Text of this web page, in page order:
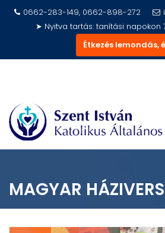
0662-283-149, 0662-898-272
➤ Nyitva tartás: tanítási napokon
Étkezés lemondás,
MAGYAR